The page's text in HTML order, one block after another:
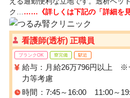
ク… ……《詳しくは下記の「詳細を
看護師(透析) 正職員
ブランクOK 寮完備 駅近
給与：月給26万796円以上 ※
力等考慮
時間：7:45～16:00 11:00～